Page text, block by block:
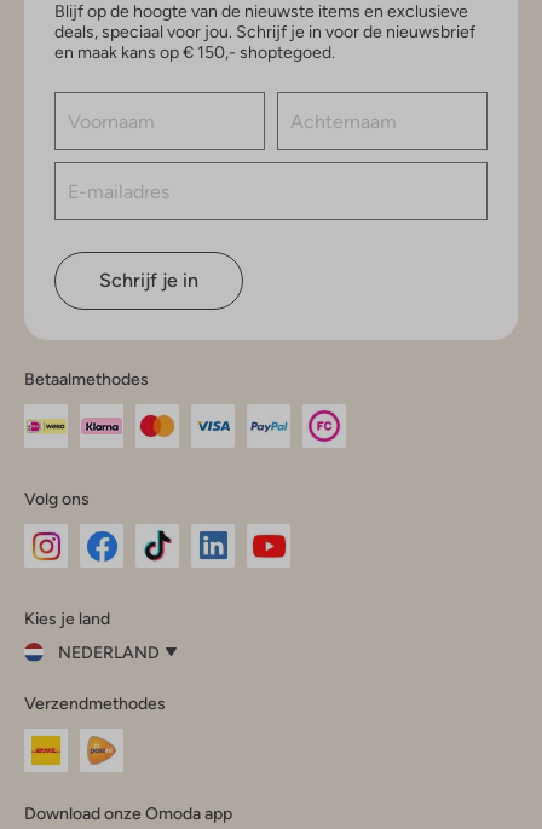
Blijf op de hoogte van de nieuwste items en exclusieve
deals, speciaal voor jou. Schrijf je in voor de nieuwsbrief
en maak kans op € 150,- shoptegoed.
Schrijf je in
Betaalmethodes
Volg ons
InstagramFacebook
Kies je land
NEDERLAND
je
land
Nederland
Verzendmethodes
Download onze Omoda app